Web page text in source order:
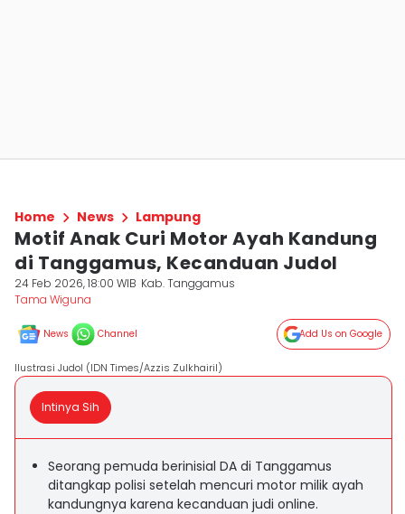
Home News Lampung
Motif Anak Curi Motor Ayah Kandung
di Tanggamus, Kecanduan Judol
24 Feb 2026, 18:00 WIB Kab. Tanggamus
Tama Wiguna
News Channel Add Us on Google
Ilustrasi Judol (IDN Times/Azzis Zulkhairil)
Intinya Sih
Seorang pemuda berinisial DA di Tanggamus
ditangkap polisi setelah mencuri motor milik ayah
kandungnya karena kecanduan judi online.